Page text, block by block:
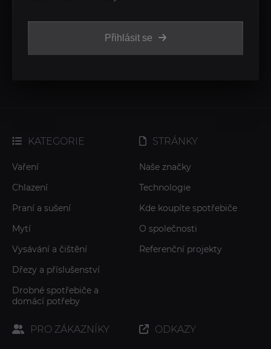
Přihlásit se
KATEGORIE
Vaření
Chlazení
Praní a sušení
Mytí
Vysávání a čištění
Dřezy a příslušenství
Drobné spotřebiče a
domácí potřeby
STRÁNKY
Naše značky
Technologie
Kde koupíte spotřebiče
O společnosti
Referenční projekty
PRO ZÁKAZNÍKY ODKAZY